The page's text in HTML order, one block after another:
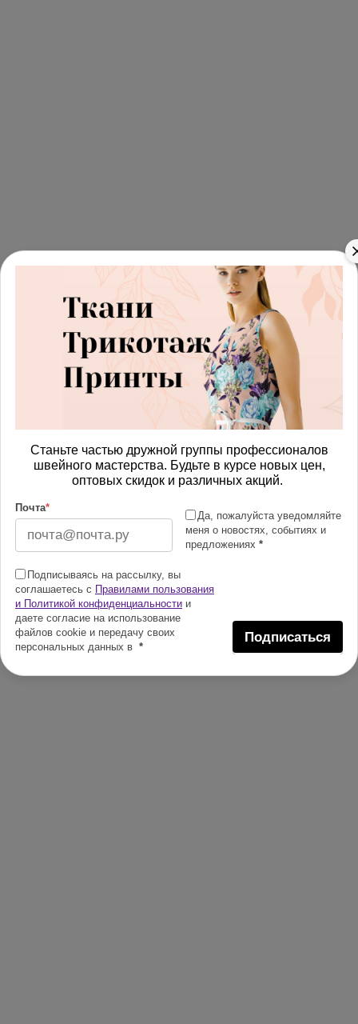
Станьте частью дружной группы профессионалов
швейного мастерства. Будьте в курсе новых цен,
оптовых скидок и различных акций.
Почта*
Да, пожалуйста уведомляйте
меня о новостях, событиях и
предложениях *
Подписываясь на рассылку, вы
соглашаетесь с Правилами пользования
и Политикой конфиденциальности и
даете согласие на использование
файлов cookie и передачу своих
персональных данных в *
Подписаться